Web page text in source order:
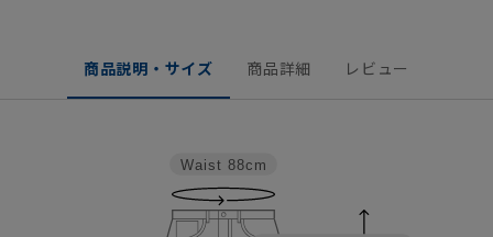
商品説明・サイズ 商品詳細 レビュー
Waist 88cm